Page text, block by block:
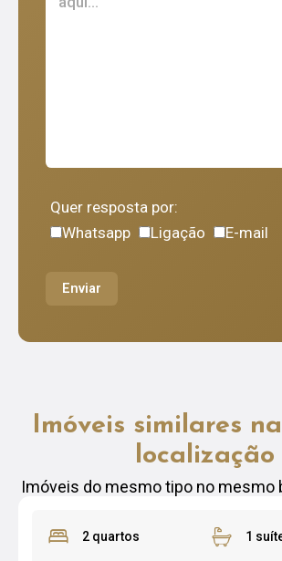
Quer resposta por:
Whatsapp
Ligação E-mail
Enviar
Imóveis similares
localização
Imóveis do mesmo tipo no mesmo
2 quartos 1